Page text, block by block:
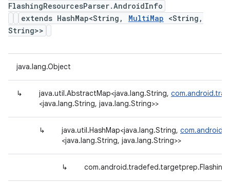
FlashingResourcesParser.AndroidInfo
extends HashMap<String, MultiMap <String,
String>>
java.lang.Object
↳ java.util.AbstractMap<java.lang.String,
<java.lang.String, java.lang.String>>
↳ java.util.HashMap<java.lang.String,
<java.lang.String, java.lang.String>>
↳